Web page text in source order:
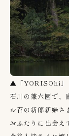
▲「YORISOhi」
石川の兼六園で、
お召の新郎新婦さ
おふたりに出会え